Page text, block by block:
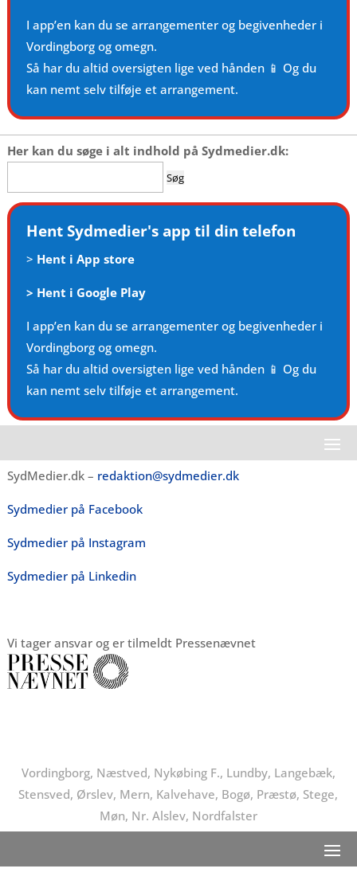
I app’en kan du se arrangementer og begivenheder i
Vordingborg og omegn.
Så har du altid oversigten lige ved hånden 📱 Og du
kan nemt selv tilføje et arrangement.
Her kan du søge i alt indhold på Sydmedier.dk:
efter:
Hent Sydmedier's app til din telefon
> Hent i App store
> Hent i Google Play
I app’en kan du se arrangementer og begivenheder i
Vordingborg og omegn.
Så har du altid oversigten lige ved hånden 📱 Og du
kan nemt selv tilføje et arrangement.
SydMedier.dk – redaktion@sydmedier.dk
Sydmedier på Facebook
Sydmedier på Instagram
Sydmedier på Linkedin
Vi tager ansvar og er tilmeldt Pressenævnet
Vordingborg, Næstved, Nykøbing F., Lundby, Langebæk,
Stensved, Ørslev, Mern, Kalvehave, Bogø, Præstø, Stege,
Møn, Nr. Alslev, Nordfalster